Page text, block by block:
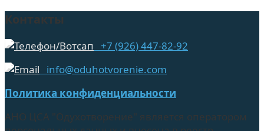
Контакты
+7 (926) 447-82-92
info@oduhotvorenie.com
Политика конфиденциальности
АНО ЦСА "Одухотворение" является оператором